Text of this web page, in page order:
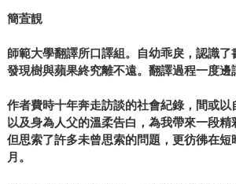
簡萓靚
師範大學翻譯所口譯組。自幼乖戾，認識
發現樹與蘋果終究離不遠。翻譯過程一度邊
作者費時十年奔走訪談的社會紀錄，間或以
以及身為人父的溫柔告白，為我帶來一段
但思索了許多未曾思索的問題，更彷彿在短
月。